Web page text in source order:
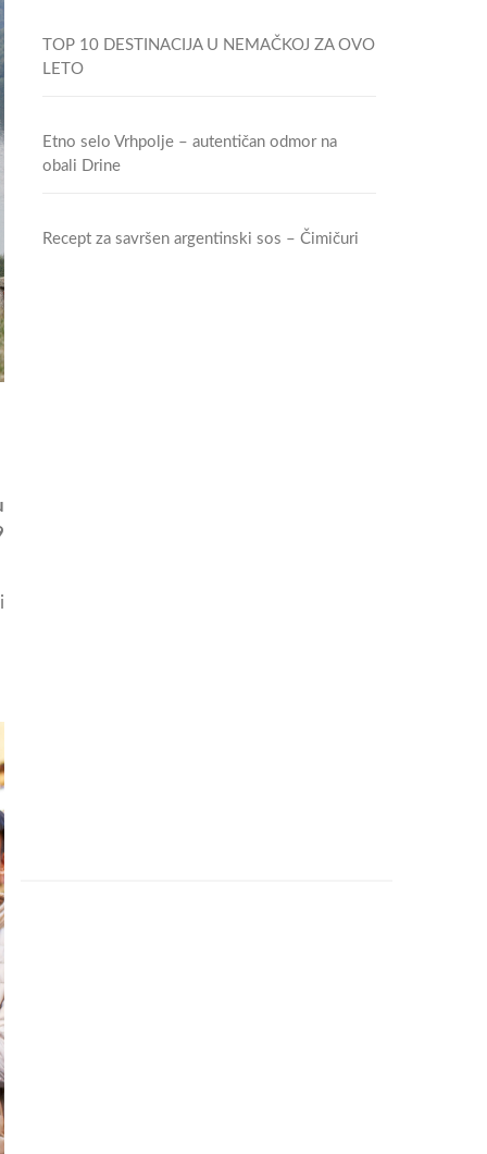
TOP 10 DESTINACIJA U NEMAČKOJ ZA OVO
LETO
Etno selo Vrhpolje – autentičan odmor na
obali Drine
Recept za savršen argentinski sos – Čimičuri